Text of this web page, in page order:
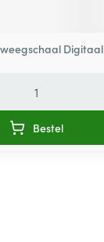
Digitaal
Bestel